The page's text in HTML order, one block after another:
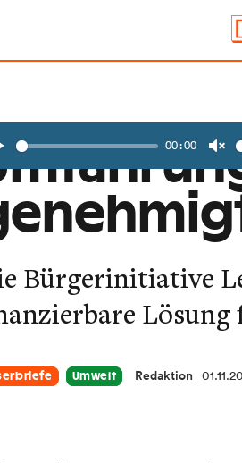
00:00
Bürgerinitiative
Umwelt Redaktion